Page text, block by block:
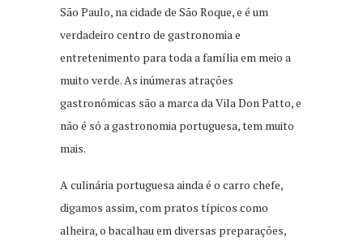
São Paulo, na cidade de São Roque, e é um
verdadeiro centro de gastronomia e
entretenimento para toda a família em meio a
muito verde. As inúmeras atrações
gastronômicas são a marca da Vila Don Patto, e
não é só a gastronomia portuguesa, tem muito
mais.
A culinária portuguesa ainda é o carro chefe,
digamos assim, com pratos típicos como
alheira, o bacalhau em diversas preparações,